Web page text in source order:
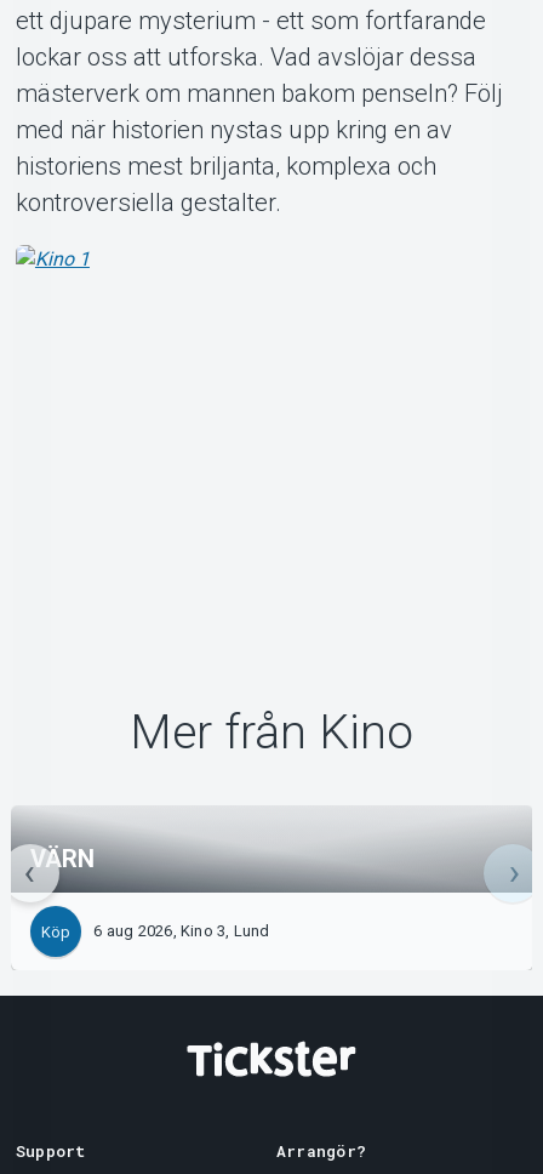
ett djupare mysterium - ett som fortfarande
lockar oss att utforska. Vad avslöjar dessa
mästerverk om mannen bakom penseln? Följ
med när historien nystas upp kring en av
historiens mest briljanta, komplexa och
kontroversiella gestalter.
Mer från Kino
VÄRN
Köp 6 aug 2026, Kino 3, Lund
Support
Arrangör?